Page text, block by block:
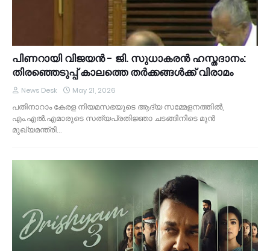
പിണറായി വിജയൻ - ജി. സുധാകരൻ ഹസ്തദാനം:
തിരഞ്ഞെടുപ്പ് കാലത്തെ തർക്കങ്ങൾക്ക് വിരാമം
News Desk May 21, 2026
പതിനാറാം കേരള നിയമസഭയുടെ ആദ്യ സമ്മേളനത്തിൽ,
എം.എൽ.എമാരുടെ സത്യപ്രതിജ്ഞാ ചടങ്ങിനിടെ മുൻ
മുഖ്യമന്ത്രി…